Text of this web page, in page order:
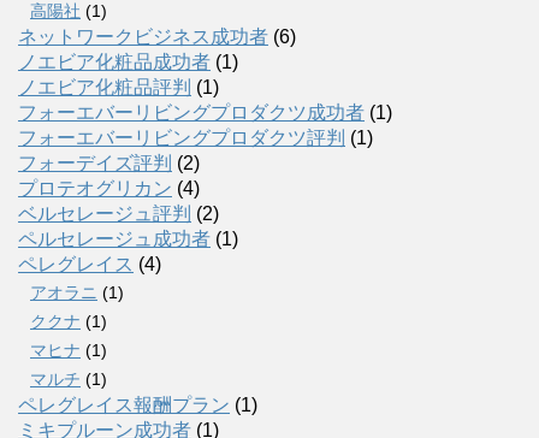
高陽社 (1)
ネットワークビジネス成功者 (6)
ノエビア化粧品成功者 (1)
ノエビア化粧品評判 (1)
フォーエバーリビングプロダクツ成功者 (1)
フォーエバーリビングプロダクツ評判 (1)
フォーデイズ評判 (2)
プロテオグリカン (4)
ベルセレージュ評判 (2)
ペルセレージュ成功者 (1)
ペレグレイス (4)
アオラニ (1)
ククナ (1)
マヒナ (1)
マルチ (1)
ペレグレイス報酬プラン (1)
ミキプルーン成功者 (1)